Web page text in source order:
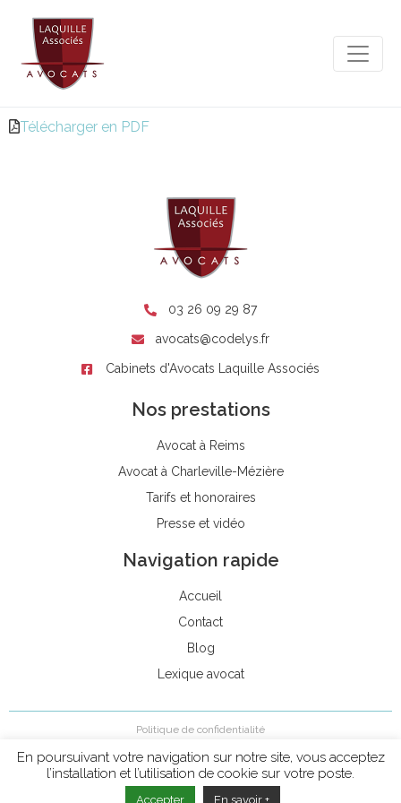
Télécharger en PDF
03 26 09 29 87
avocats@codelys.fr
Cabinets d'Avocats Laquille Associés
Nos prestations
Avocat à Reims
Avocat à Charleville-Mézière
Tarifs et honoraires
Presse et vidéo
Navigation rapide
Accueil
Contact
Blog
Lexique avocat
Politique de confidentialité
Mentions légales
©2020 LAQUILLE AVOCAT
Agence de conseil en communication Reims
En poursuivant votre navigation sur notre site, vous acceptez
l’installation et l’utilisation de cookie sur votre poste.
Accepter En savoir +